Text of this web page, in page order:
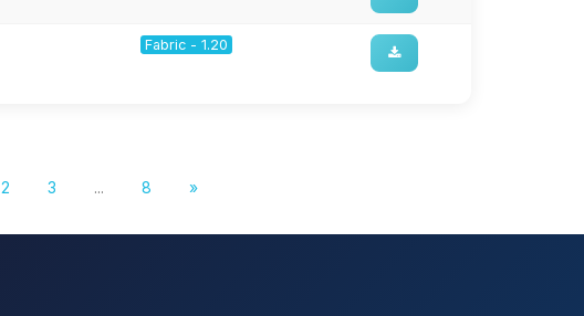
Fabric - 1.20
2 3 ... 8 »